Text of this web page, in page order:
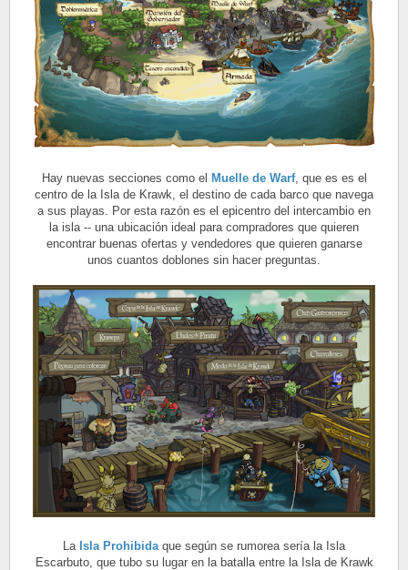
Hay nuevas secciones como el Muelle de Warf, que es es el
centro de la Isla de Krawk, el destino de cada barco que navega
a sus playas. Por esta razón es el epicentro del intercambio en
la isla -- una ubicación ideal para compradores que quieren
encontrar buenas ofertas y vendedores que quieren ganarse
unos cuantos doblones sin hacer preguntas.
La Isla Prohibida que según se rumorea sería la Isla
Escarbuto, que tubo su lugar en la batalla entre la Isla de Krawk